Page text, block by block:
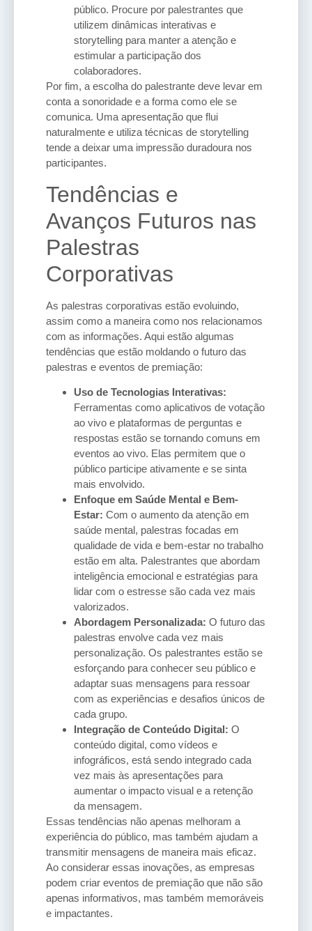
público. Procure por palestrantes que
utilizem dinâmicas interativas e
storytelling para manter a atenção e
estimular a participação dos
colaboradores.
Por fim, a escolha do palestrante deve levar em
conta a sonoridade e a forma como ele se
comunica. Uma apresentação que flui
naturalmente e utiliza técnicas de storytelling
tende a deixar uma impressão duradoura nos
participantes.
Tendências e
Avanços Futuros nas
Palestras
Corporativas
As palestras corporativas estão evoluindo,
assim como a maneira como nos relacionamos
com as informações. Aqui estão algumas
tendências que estão moldando o futuro das
palestras e eventos de premiação:
Uso de Tecnologias Interativas:
Ferramentas como aplicativos de votação
ao vivo e plataformas de perguntas e
respostas estão se tornando comuns em
eventos ao vivo. Elas permitem que o
público participe ativamente e se sinta
mais envolvido.
Enfoque em Saúde Mental e Bem-
Estar: Com o aumento da atenção em
saúde mental, palestras focadas em
qualidade de vida e bem-estar no trabalho
estão em alta. Palestrantes que abordam
inteligência emocional e estratégias para
lidar com o estresse são cada vez mais
valorizados.
Abordagem Personalizada: O futuro das
palestras envolve cada vez mais
personalização. Os palestrantes estão se
esforçando para conhecer seu público e
adaptar suas mensagens para ressoar
com as experiências e desafios únicos de
cada grupo.
Integração de Conteúdo Digital: O
conteúdo digital, como vídeos e
infográficos, está sendo integrado cada
vez mais às apresentações para
aumentar o impacto visual e a retenção
da mensagem.
Essas tendências não apenas melhoram a
experiência do público, mas também ajudam a
transmitir mensagens de maneira mais eficaz.
Ao considerar essas inovações, as empresas
podem criar eventos de premiação que não são
apenas informativos, mas também memoráveis
e impactantes.